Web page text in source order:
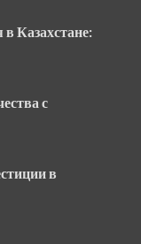
в Казахстане:
с
в